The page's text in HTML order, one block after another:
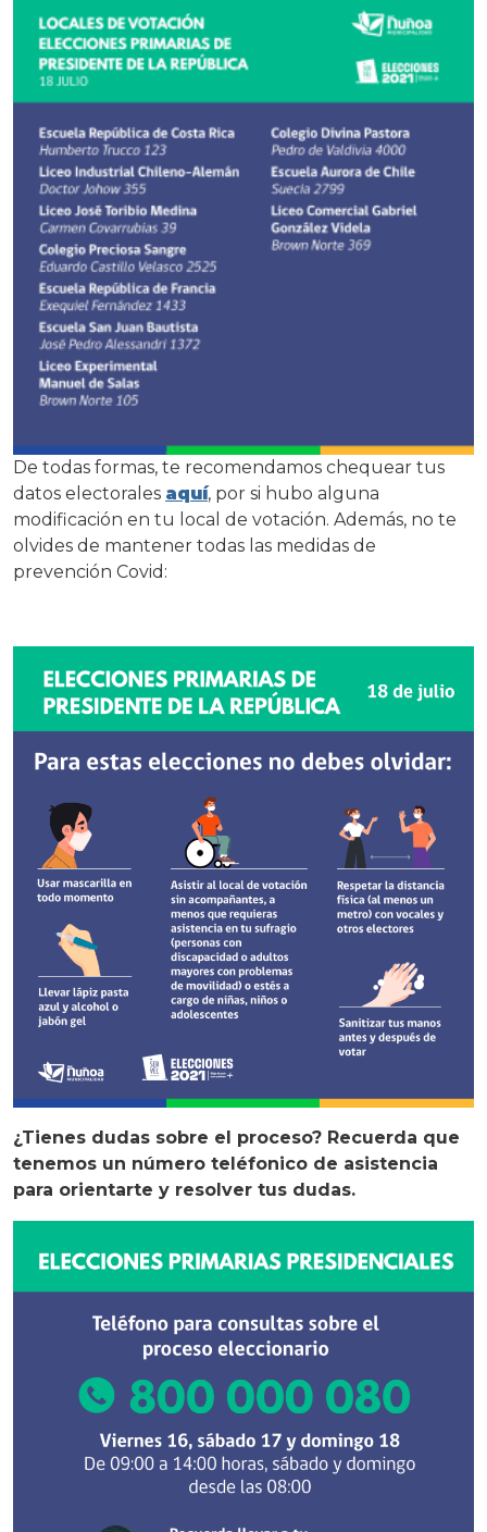
De todas formas, te recomendamos chequear tus
datos electorales aquí, por si hubo alguna
modificación en tu local de votación. Además, no te
olvides de mantener todas las medidas de
prevención Covid:
¿Tienes dudas sobre el proceso? Recuerda que
tenemos un número teléfonico de asistencia
para orientarte y resolver tus dudas.